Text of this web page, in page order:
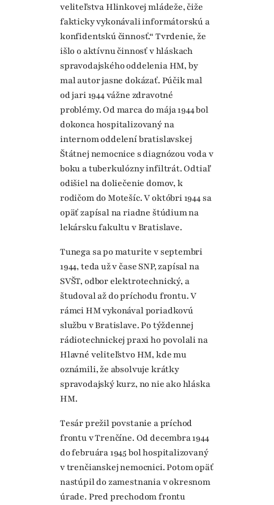
veliteľstva Hlinkovej mládeže, čiže
fakticky vykonávali informátorskú a
konfidentskú činnosť.“ Tvrdenie, že
išlo o aktívnu činnosť v hláskach
spravodajského oddelenia HM, by
mal autor jasne dokázať. Púčik mal
od jari 1944 vážne zdravotné
problémy. Od marca do mája 1944 bol
dokonca hospitalizovaný na
internom oddelení bratislavskej
Štátnej nemocnice s diagnózou voda v
boku a tuberkulózny infiltrát. Odtiaľ
odišiel na doliečenie domov, k
rodičom do Motešíc. V októbri 1944 sa
opäť zapísal na riadne štúdium na
lekársku fakultu v Bratislave.
Tunega sa po maturite v septembri
1944, teda už v čase SNP, zapísal na
SVŠT, odbor elektrotechnický, a
študoval až do príchodu frontu. V
rámci HM vykonával poriadkovú
službu v Bratislave. Po týždennej
rádiotechnickej praxi ho povolali na
Hlavné veliteľstvo HM, kde mu
oznámili, že absolvuje krátky
spravodajský kurz, no nie ako hláska
HM.
Tesár prežil povstanie a príchod
frontu v Trenčíne. Od decembra 1944
do februára 1945 bol hospitalizovaný
v trenčianskej nemocnici. Potom opäť
nastúpil do zamestnania v okresnom
úrade. Pred prechodom frontu